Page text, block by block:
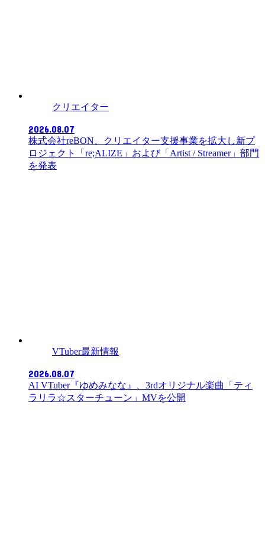
クリエイター
2026.08.07
株式会社reBON、クリエイター支援事業を拡大し新プ
ロジェクト「re;ALIZE」および「Artist / Streamer」部門
を発表
VTuber最新情報
2026.08.07
AI VTuber『ゆめみなな』、3rdオリジナル楽曲「ティ
ラリラ☆スターチューン」MVを公開